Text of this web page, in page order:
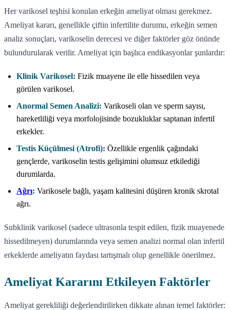
Her varikosel teşhisi konulan erkeğin ameliyat olması gerekmez.
Ameliyat kararı, genellikle çiftin infertilite durumu, erkeğin semen
analiz sonuçları, varikoselin derecesi ve diğer faktörler göz önünde
bulundurularak verilir. Ameliyat için başlıca endikasyonlar şunlardır:
Klinik Varikosel: Fizik muayene ile elle hissedilen veya
görülen varikosel.
Anormal Semen Analizi: Varikoseli olan ve sperm sayısı,
hareketliliği veya morfolojisinde bozukluklar saptanan infertil
erkekler.
Testis Küçülmesi (Atrofi): Özellikle ergenlik çağındaki
gençlerde, varikoselin testis gelişimini olumsuz etkilediği
durumlarda.
Ağrı: Varikosele bağlı, yaşam kalitesini düşüren kronik skrotal
ağrı.
Subklinik varikosel (sadece ultrasonla tespit edilen, fizik muayenede
hissedilmeyen) durumlarında veya semen analizi normal olan infertil
erkeklerde ameliyatın faydası tartışmalı olup genellikle önerilmez.
Ameliyat Kararını Etkileyen Faktörler
Ameliyat gerekliliği değerlendirilirken dikkate alınan temel faktörler: